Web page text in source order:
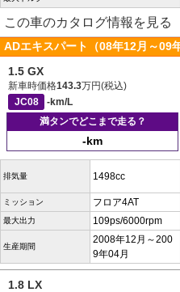
この車のカタログ情報を見る
ADエキスパート（08年12月～09
1.5 GX
新車時価格143.3万円(税込)
JC08
-km/L
満タンでどこまで走る？
-km
排気量 1498cc
ミッション フロア4AT
最大出力 109ps/6000rpm
生産期間
2008年12月～200
9年04月
1.8 LX